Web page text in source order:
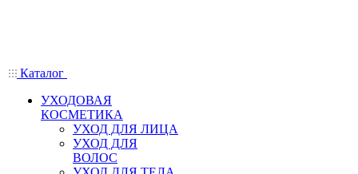
Каталог
УХОДОВАЯ
КОСМЕТИКА
УХОД ДЛЯ ЛИЦА
УХОД ДЛЯ
ВОЛОС